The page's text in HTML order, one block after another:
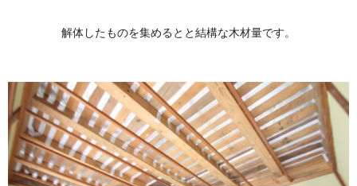
解体したものを集めるとと結構な木材量です。